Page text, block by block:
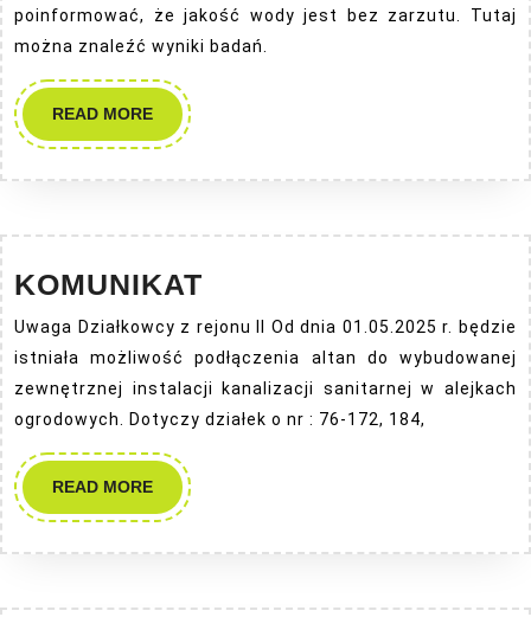
poinformować, że jakość wody jest bez zarzutu. Tutaj
można znaleźć wyniki badań.
READ MOREREAD
MORE
KOMUNIKAT
Uwaga Działkowcy z rejonu II Od dnia 01.05.2025 r. będzie
istniała możliwość podłączenia altan do wybudowanej
zewnętrznej instalacji kanalizacji sanitarnej w alejkach
ogrodowych. Dotyczy działek o nr : 76-172, 184,
READ MOREREAD
MORE